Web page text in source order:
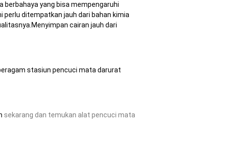
berbahaya yang bisa mempengaruhi
ditempatkan jauh dari bahan kimia
cairan jauh dari
stasiun pencuci mata darurat
sekarang dan temukan alat pencuci mata